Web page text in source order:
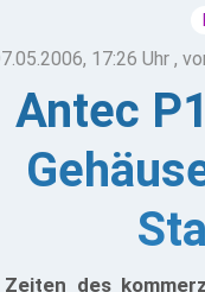
17:26 Uhr ,
Antec
des